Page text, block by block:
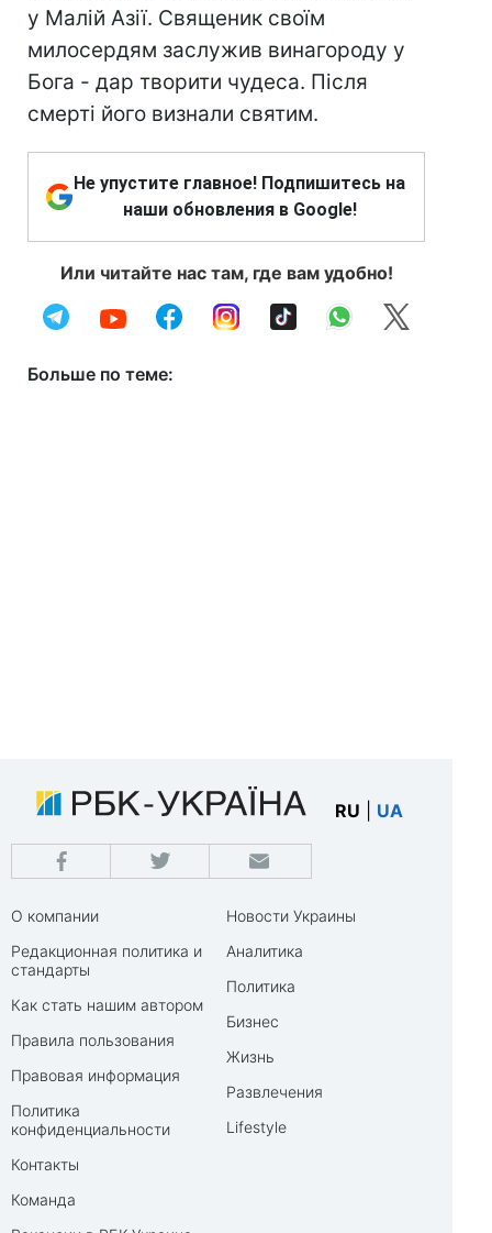
у Малій Азії. Священик своїм
милосердям заслужив винагороду у
Бога - дар творити чудеса. Після
смерті його визнали святим.
Не упустите главное! Подпишитесь на
наши обновления в Google!
Или читайте нас там, где вам удобно!
Больше по теме:
RU UA
О компании
Редакционная политика и
стандарты
Как стать нашим автором
Правила пользования
Правовая информация
Политика
конфиденциальности
Контакты
Команда
Новости Украины
Аналитика
Политика
Бизнес
Жизнь
Развлечения
Lifestyle